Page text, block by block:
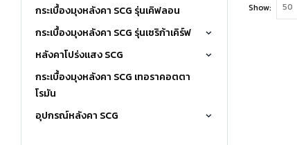
Show:
กระเบื้องมุงหลังคา SCG รุ่นเคิฟลอน
กระเบื้องมุงหลังคา SCG รุ่นเซริก้าเคิร์ฟ
หลังคาโปร่งแสง SCG
กระเบื้องมุงหลังคา SCG เทอราคอตตา
โรมัน
อุปกรณ์หลังคา SCG